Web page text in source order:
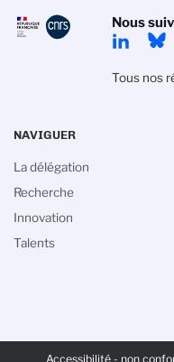
Nous
Tous nos
Accessibilité - non
NAVIGUER
La délégation
Recherche
Innovation
Talents